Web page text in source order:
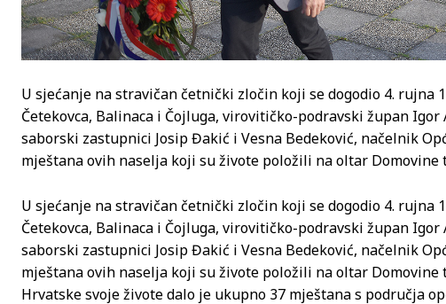
U sjećanje na stravičan četnički zločin koji se dogodio 4. rujna
Četekovca, Balinaca i Čojluga, virovitičko-podravski župan
saborski zastupnici Josip Đakić i Vesna Bedeković, načelnik
mještana ovih naselja koji su živote položili na oltar Domovine
U sjećanje na stravičan četnički zločin koji se dogodio 4. rujna
Četekovca, Balinaca i Čojluga, virovitičko-podravski župan
saborski zastupnici Josip Đakić i Vesna Bedeković, načelnik
mještana ovih naselja koji su živote položili na oltar Domovine
Hrvatske svoje živote dalo je ukupno 37 mještana s područja